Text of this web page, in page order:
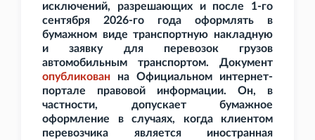
исключений, разрешающих и после 1-го
сентября 2026-го года оформлять в
бумажном виде транспортную накладную
и заявку для перевозок грузов
автомобильным транспортом. Документ
опубликован на Официальном интернет-
портале правовой информации. Он, в
частности, допускает бумажное
оформление в случаях, когда клиентом
перевозчика является иностранная